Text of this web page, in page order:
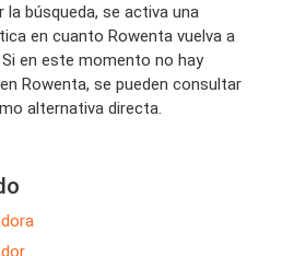
la búsqueda, se activa una
en cuanto Rowenta vuelva a
en este momento no hay
Rowenta, se pueden consultar
alternativa directa.